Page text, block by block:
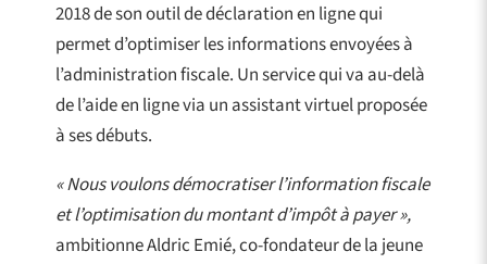
2018 de son outil de déclaration en ligne qui
permet d’optimiser les informations envoyées à
l’administration fiscale. Un service qui va au-delà
de l’aide en ligne via un assistant virtuel proposée
à ses débuts.
« Nous voulons démocratiser l’information fiscale
et l’optimisation du montant d’impôt à payer »,
ambitionne Aldric Emié, co-fondateur de la jeune